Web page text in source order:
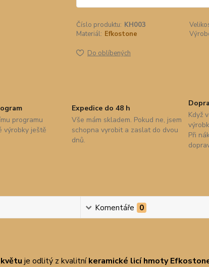
Číslo produktu: KH003
Materiál: Efkostone
Do oblíbených
programu
výrobky ještě
Expedice do 48 h
Vše mám skladem. Pokud ne, jsem
schopna vyrobit a zaslat do dvou
dnů.
Když
Při
Komentáře 0
je odlitý z kvalitníkeramické licí hmoty